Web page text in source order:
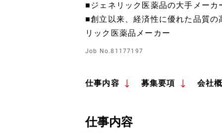
■ジェネリック医薬品の大手メー
■創立以来、経済性に優れた品質
リック医薬品メーカー
Job No.81177197
仕事内容 募集要項 会社
仕事内容